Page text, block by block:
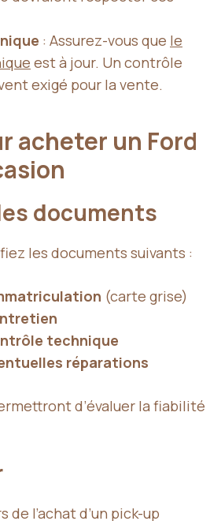
: Assurez-vous que le
est à jour. Un contrôle
exigé pour la vente.
acheter un Ford
documents
les documents suivants :
(carte grise)
technique
réparations
d’évaluer la fiabilité
l’achat d’un pick-up